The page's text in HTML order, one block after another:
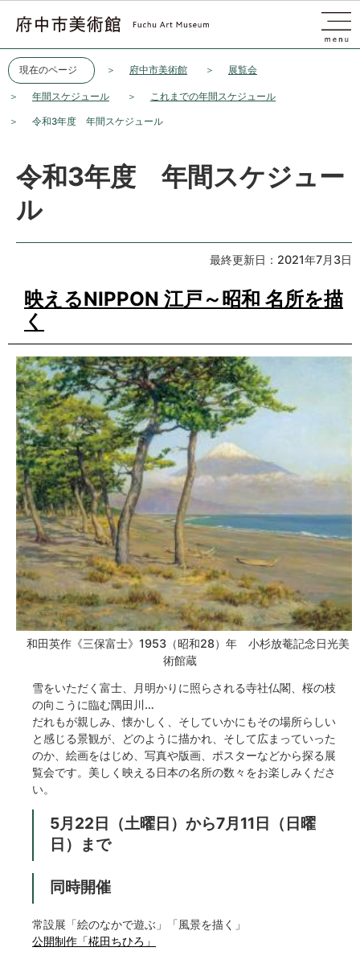
現在のページ 府中市美術館 展覧会
年間スケジュール これまでの年間スケジュール
令和3年度 年間スケジュール
令和3年度 年間スケジュー
ル
最終更新日：2021年7月3日
映えるNIPPON 江戸～昭和 名所を描
く
和田英作《三保富士》1953（昭和28）年 小杉放菴記念日光美
術館蔵
雪をいただく富士、月明かりに照らされる寺社仏閣、桜の枝
の向こうに臨む隅田川…
だれもが親しみ、懐かしく、そしていかにもその場所らしい
と感じる景観が、どのように描かれ、そして広まっていった
のか、絵画をはじめ、写真や版画、ポスターなどから探る展
覧会です。美しく映える日本の名所の数々をお楽しみくださ
い。
5月22日（土曜日）から7月11日（日曜
日）まで
同時開催
常設展「絵のなかで遊ぶ」「風景を描く」
公開制作「椛田ちひろ」